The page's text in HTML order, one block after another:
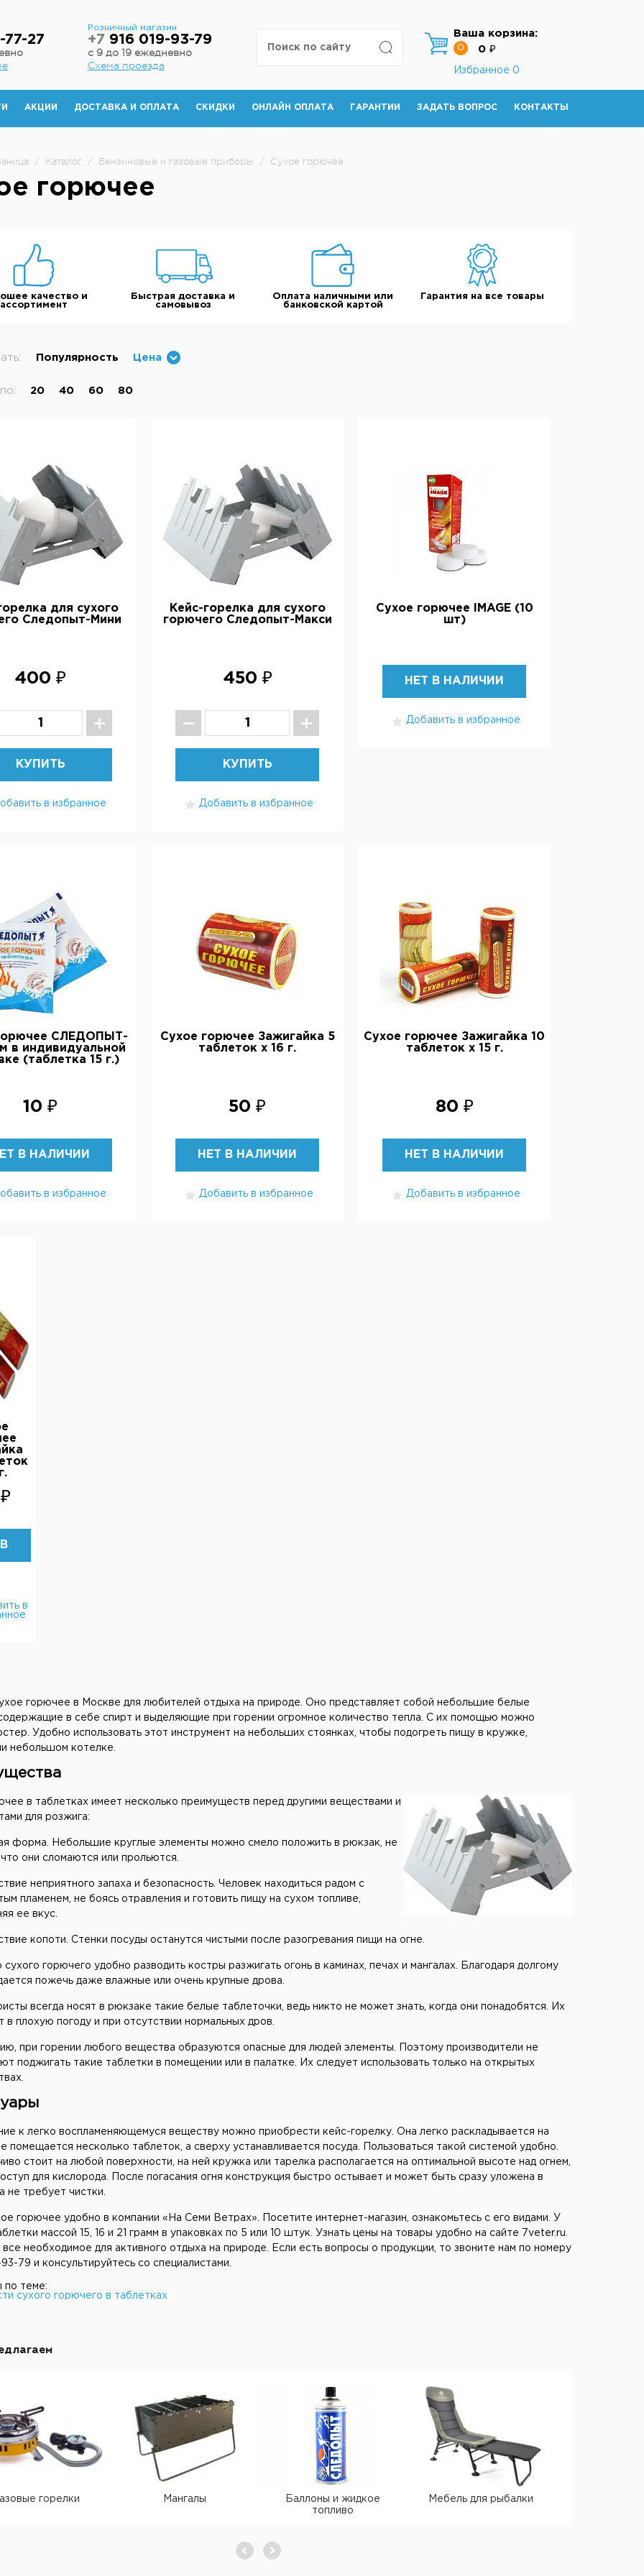
77-27
Розничный магазин
+7 916 019-93-79
с 9 до 19 ежедневно
Схема проезда
Ваша корзина:
0 0 ₽
Избранное 0
АКЦИИ ДОСТАВКА И ОПЛАТА СКИДКИ ОНЛАЙН ОПЛАТА ГАРАНТИИ ЗАДАТЬ ВОПРОС КОНТАКТЫ
/ Каталог / Бензиновые и газовые приборы / Сухое горючее
горючее
качество и
ассортимент
Быстрая доставка и
самовывоз
Оплата наличными или
банковской картой
Гарантия на все товары
Популярность Цена
20 40 60 80
для сухого
Следопыт-Мини
400 ₽
КУПИТЬ
в избранное
Кейс-горелка для сухого
горючего Следопыт-Макси
450 ₽
КУПИТЬ
Добавить в избранное
Сухое горючее IMAGE (10
шт)
НЕТ В НАЛИЧИИ
Добавить в избранное
СЛЕДОПЫТ-
в индивидуальной
(таблетка 15 г.)
10 ₽
В НАЛИЧИИ
в избранное
Сухое горючее Зажигайка 5
таблеток х 16 г.
50 ₽
НЕТ В НАЛИЧИИ
Добавить в избранное
Сухое горючее Зажигайка 10
таблеток х 15 г.
80 ₽
НЕТ В НАЛИЧИИ
Добавить в избранное
в
горючее в Москве для любителей отдыха на природе. Оно представляет собой небольшие белые
в себе спирт и выделяющие при горении огромное количество тепла. С их помощью можно
Удобно использовать этот инструмент на небольших стоянках, чтобы подогреть пищу в кружке,
небольшом котелке.
в таблетках имеет несколько преимуществ перед другими веществами и
для розжига:
форма. Небольшие круглые элементы можно смело положить в рюкзак, не
они сломаются или прольются.
неприятного запаха и безопасность. Человек находиться радом с
пламенем, не боясь отравления и готовить пищу на сухом топливе,
ее вкус.
копоти. Стенки посуды останутся чистыми после разогревания пищи на огне.
горючего удобно разводить костры разжигать огонь в каминах, печах и мангалах. Благодаря долгому
пожечь даже влажные или очень крупные дрова.
всегда носят в рюкзаке такие белые таблеточки, ведь никто не может знать, когда они понадобятся. Их
в плохую погоду и при отсутствии нормальных дров.
при горении любого вещества образуются опасные для людей элементы. Поэтому производители не
поджигать такие таблетки в помещении или в палатке. Их следует использовать только на открытых
к легко воспламеняющемуся веществу можно приобрести кейс-горелку. Она легко раскладывается на
помещается несколько таблеток, а сверху устанавливается посуда. Пользоваться такой системой удобно.
стоит на любой поверхности, на ней кружка или тарелка располагается на оптимальной высоте над огнем,
для кислорода. После погасания огня конструкция быстро остывает и может быть сразу уложена в
не требует чистки.
горючее удобно в компании «На Семи Ветрах». Посетите интернет-магазин, ознакомьтесь с его видами. У
массой 15, 16 и 21 грамм в упаковках по 5 или 10 штук. Узнать цены на товары удобно на сайте 7veter.ru.
все необходимое для активного отдыха на природе. Если есть вопросы о продукции, то звоните нам по номеру
79 и консультируйтесь со специалистами.
по теме:
сухого горючего в таблетках
горелки Мангалы
Баллоны и жидкое
топливо
Мебель для рыбалки